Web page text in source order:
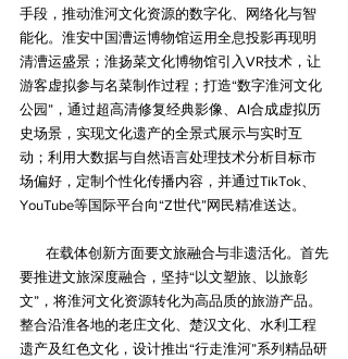
手段，推动淮河文化资源的数字化、网络化与智
能化。淮安中国漕运博物馆运用全息投影再现明
清漕运盛景；淮扬菜文化博物馆引入VR技术，让
游客虚拟参与名菜制作过程；打造“数字淮河文化
公园”，通过超高清修复经典影像、AI合成虚拟历
史场景，实现文化遗产的全景式展示与实时互
动；利用大数据与自然语言处理技术分析目标市
场偏好，定制个性化传播内容，并通过TikTok、
YouTube等国际平台向“Z世代”网民精准送达。
在载体创新方面要文旅融合与非遗活化。首先
要推进文旅深度融合‌，坚持“以文塑旅、以旅彰
文”，将淮河文化资源转化为高品质的旅游产品。
整合沿淮各地的老庄文化、楚汉文化、水利工程
遗产及红色文化，设计推出“行走淮河”系列精品研